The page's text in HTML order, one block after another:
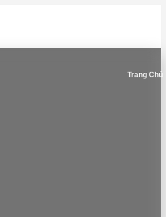
Trang Chủ